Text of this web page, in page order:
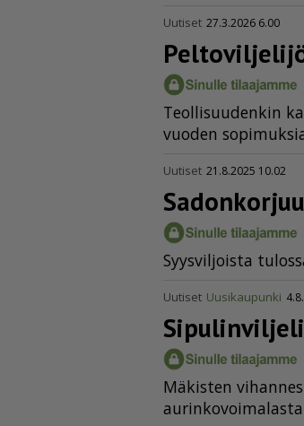
Uutiset 27.3.2026 6.00
Te­ol­li­suu­den­kin
vuo­den
Uutiset 21.8.2025 10.02
Syys­vil­jois­ta
Uutiset Uusikaupunki
Mä­kis­ten